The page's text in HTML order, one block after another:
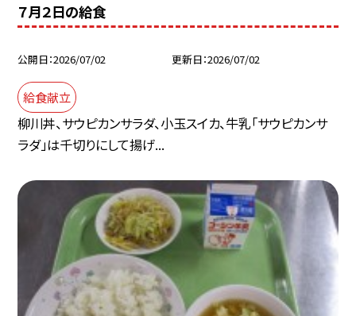
７月２日の給食
公開日 2026/07/02 更新日 2026/07/02
給食献立
柳川丼、サウピカンサラダ、小玉スイカ、牛乳「サウピカンサ
ラダ」は千切りにして揚げ...